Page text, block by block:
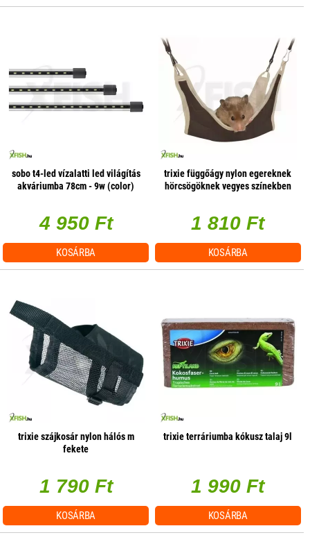
sobo t4-led vízalatti led világítás
akváriumba 78cm - 9w (color)
4 950 Ft
KOSÁRBA
trixie függőágy nylon egereknek
hörcsögöknek vegyes színekben
1 810 Ft
KOSÁRBA
trixie szájkosár nylon hálós m
fekete
1 790 Ft
KOSÁRBA
trixie terráriumba kókusz talaj 9l
1 990 Ft
KOSÁRBA